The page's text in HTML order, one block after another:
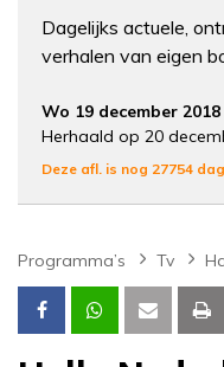
Dagelijks actuele,
verhalen van eigen
Wo 19 december 2018
Herhaald op 20
Deze afl. is nog 27754
Programma’s Tv